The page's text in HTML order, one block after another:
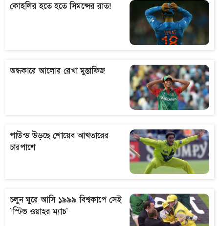
কোহলির হতে হতে সিমন্সের রাত!
অন্ধকারে আলোর রেখা মুস্তাফিজ
পাউন্ড উড়ছে শোয়েব আখতারের
চারপাশে
চলুন ঘুরে আসি ১৯৯৯ বিশ্বকাপে সেই
`স্টিভ ওয়াহর ম্যাচ`